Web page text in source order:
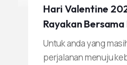
Hari Valentine
Rayakan
Tercinta Pakai
Nemob
Untuk anda yang
perjalanan menuju